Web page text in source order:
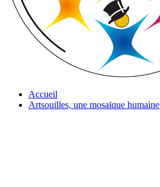
Accueil
Artsouilles, une mosaïque humaine